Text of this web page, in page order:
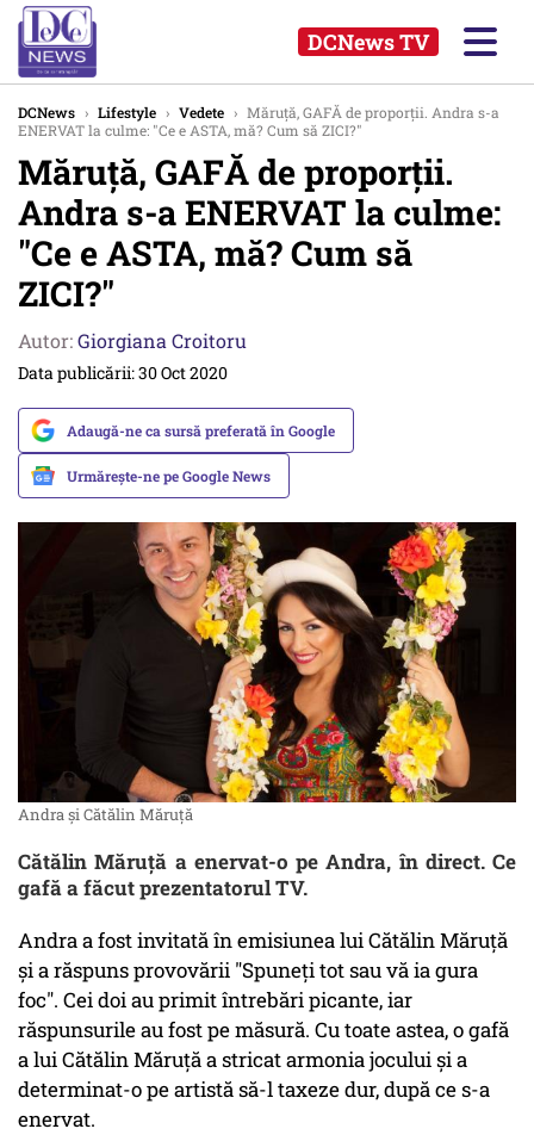
DCNews TV
DCNews › Lifestyle › Vedete › Măruță, GAFĂ de proporții. Andra s-a
ENERVAT la culme: "Ce e ASTA, mă? Cum să ZICI?"
Măruță, GAFĂ de proporții.
Andra s-a ENERVAT la culme:
"Ce e ASTA, mă? Cum să
ZICI?"
Autor:Giorgiana Croitoru
Data publicării: 30 Oct 2020
Adaugă-ne ca sursă preferată în Google
Urmărește-ne pe Google News
Andra și Cătălin Măruță
Cătălin Măruță a enervat-o pe Andra, în direct. Ce
gafă a făcut prezentatorul TV.
Andra a fost invitată în emisiunea lui Cătălin Măruță
și a răspuns provovării "Spuneți tot sau vă ia gura
foc". Cei doi au primit întrebări picante, iar
răspunsurile au fost pe măsură. Cu toate astea, o gafă
a lui Cătălin Măruță a stricat armonia jocului și a
determinat-o pe artistă să-l taxeze dur, după ce s-a
enervat.